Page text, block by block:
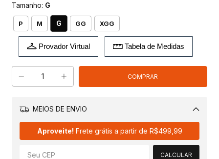
Tamanho: G
P M G GG XGG
Provador Virtual Tabela de Medidas
MEIOS DE ENVIO
Aproveite! Frete grátis a partir de R$499,99
CALCULAR